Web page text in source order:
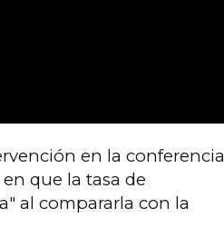
en la conferencia
que la tasa de
al compararla con la